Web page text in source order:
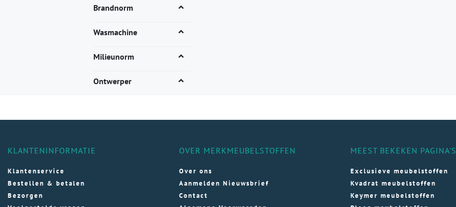
Brandnorm
Wasmachine
Milieunorm
Ontwerper
KLANTENINFORMATIE
Klantenservice
Bestellen & betalen
Bezorgen
OVER MERKMEUBELSTOFFEN
Over ons
Aanmelden Nieuwsbrief
Contact
MEEST BEKEKEN PAGINA'S
Exclusieve meubelstoffen
Kvadrat meubelstoffen
Keymer meubelstoffen